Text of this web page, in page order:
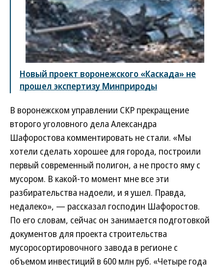
Новый проект воронежского «Каскада» не
прошел экспертизу Минприроды
В воронежском управлении СКР прекращение
второго уголовного дела Александра
Шафоростова комментировать не стали. «Мы
хотели сделать хорошее для города, построили
первый современный полигон, а не просто яму с
мусором. В какой-то момент мне все эти
разбирательства надоели, и я ушел. Правда,
недалеко», — рассказал господин Шафоростов.
По его словам, сейчас он занимается подготовкой
документов для проекта строительства
мусоросортировочного завода в регионе с
объемом инвестиций в 600 млн руб. «Четыре года